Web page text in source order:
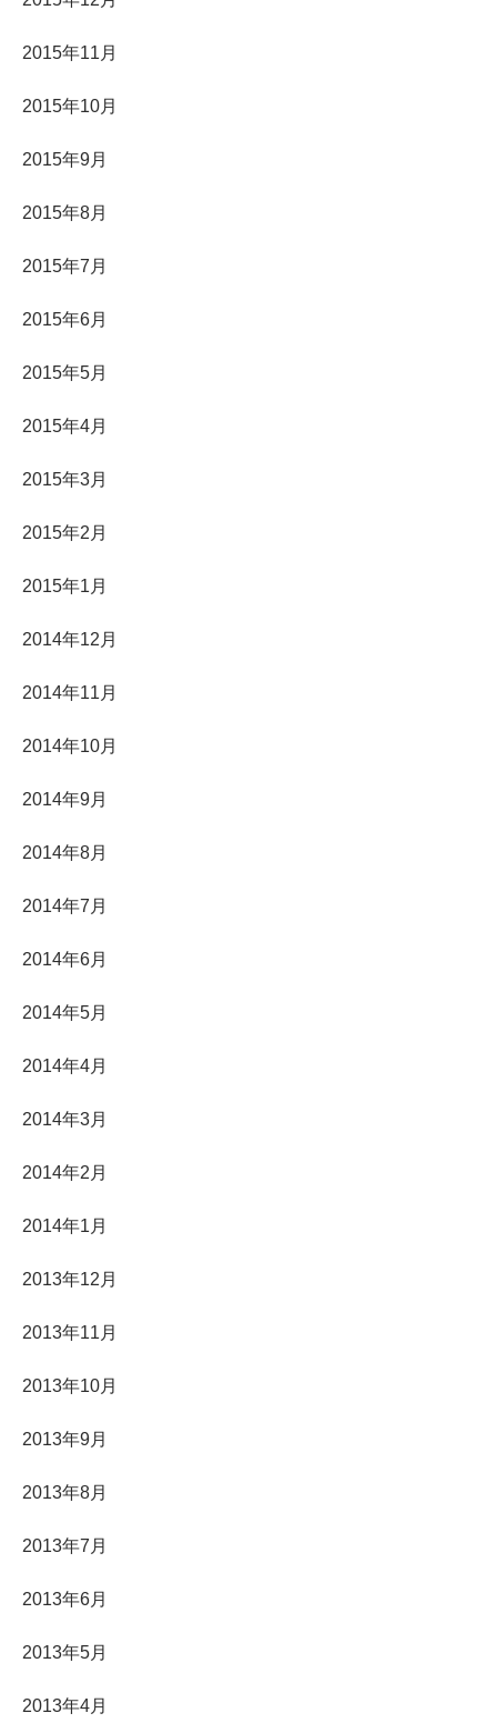
2015年11月
2015年10月
2015年9月
2015年8月
2015年7月
2015年6月
2015年5月
2015年4月
2015年3月
2015年2月
2015年1月
2014年12月
2014年11月
2014年10月
2014年9月
2014年8月
2014年7月
2014年6月
2014年5月
2014年4月
2014年3月
2014年2月
2014年1月
2013年12月
2013年11月
2013年10月
2013年9月
2013年8月
2013年7月
2013年6月
2013年5月
2013年4月